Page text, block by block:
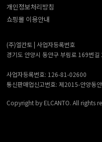
개인정보처리방침
쇼핑몰 이용안내
(주)엘칸토 | 사업자등록번호
경기도 안양시 동안구 부림로 169번
사업자등록번호: 126-81-02600
통신판매업신고번호: 제2015-안양동
Copyright by ELCANTO. All rights